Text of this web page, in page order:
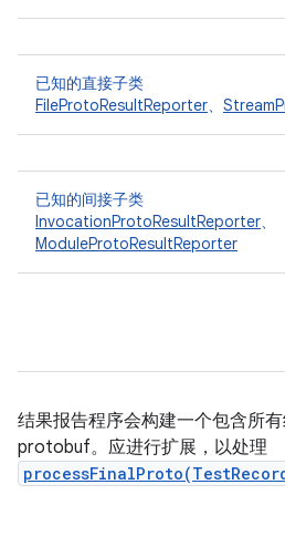
已知的直接子类
FileProtoResultReporter、
已知的间接子类
InvocationProtoResultReporter、
ModuleProtoResultReporter
结果报告程序会构建一个包含所
protobuf。应进行扩展，以处理